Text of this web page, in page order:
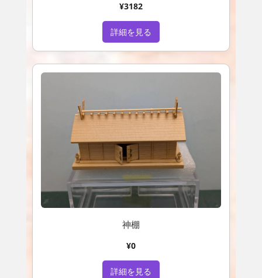
¥3182
詳細を見る
神棚
¥0
詳細を見る